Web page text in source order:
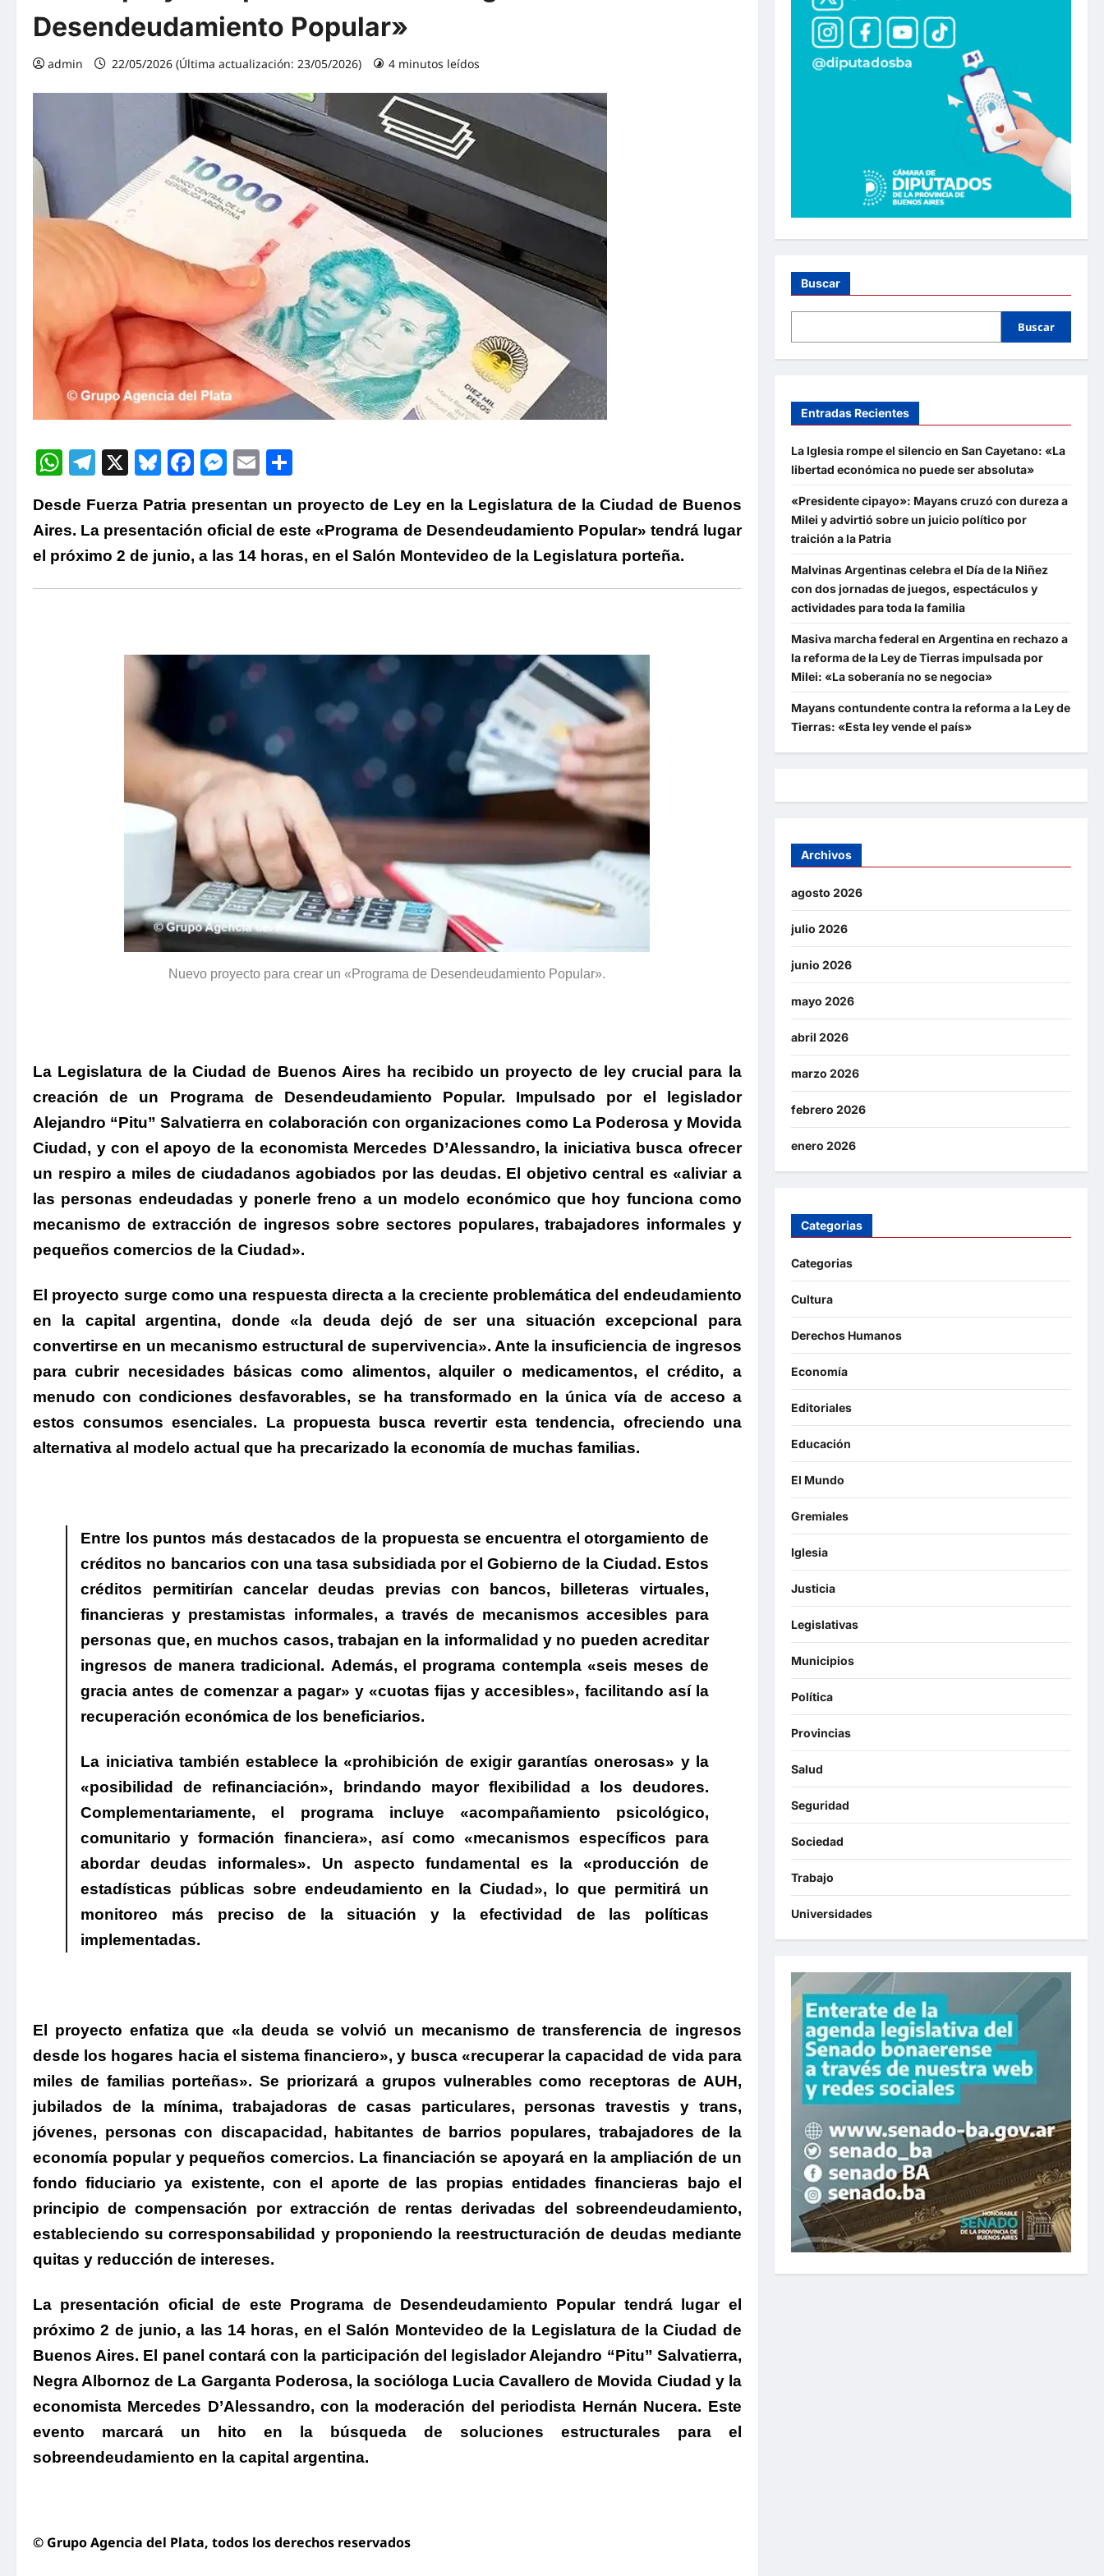
Desendeudamiento Popular»
admin 22/05/2026 (Última actualización: 23/05/2026) 4 minutos leídos
WhatsApp
Telegram
X Bluesky
Facebook
Messenger
Email
Desde Fuerza Patria presentan un proyecto de Ley en la Legislatura de la Ciudad de Buenos
Aires. La presentación oficial de este «Programa de Desendeudamiento Popular» tendrá lugar
el próximo 2 de junio, a las 14 horas, en el Salón Montevideo de la Legislatura porteña.
Nuevo proyecto para crear un «Programa de Desendeudamiento Popular».
La Legislatura de la Ciudad de Buenos Aires ha recibido un proyecto de ley crucial para la
creación de un Programa de Desendeudamiento Popular. Impulsado por el legislador
Alejandro “Pitu” Salvatierra en colaboración con organizaciones como La Poderosa y Movida
Ciudad, y con el apoyo de la economista Mercedes D’Alessandro, la iniciativa busca ofrecer
un respiro a miles de ciudadanos agobiados por las deudas. El objetivo central es «aliviar a
las personas endeudadas y ponerle freno a un modelo económico que hoy funciona como
mecanismo de extracción de ingresos sobre sectores populares, trabajadores informales y
pequeños comercios de la Ciudad».
El proyecto surge como una respuesta directa a la creciente problemática del endeudamiento
en la capital argentina, donde «la deuda dejó de ser una situación excepcional para
convertirse en un mecanismo estructural de supervivencia». Ante la insuficiencia de ingresos
para cubrir necesidades básicas como alimentos, alquiler o medicamentos, el crédito, a
menudo con condiciones desfavorables, se ha transformado en la única vía de acceso a
estos consumos esenciales. La propuesta busca revertir esta tendencia, ofreciendo una
alternativa al modelo actual que ha precarizado la economía de muchas familias.
Entre los puntos más destacados de la propuesta se encuentra el otorgamiento de
créditos no bancarios con una tasa subsidiada por el Gobierno de la Ciudad. Estos
créditos permitirían cancelar deudas previas con bancos, billeteras virtuales,
financieras y prestamistas informales, a través de mecanismos accesibles para
personas que, en muchos casos, trabajan en la informalidad y no pueden acreditar
ingresos de manera tradicional. Además, el programa contempla «seis meses de
gracia antes de comenzar a pagar» y «cuotas fijas y accesibles», facilitando así la
recuperación económica de los beneficiarios.
La iniciativa también establece la «prohibición de exigir garantías onerosas» y la
«posibilidad de refinanciación», brindando mayor flexibilidad a los deudores.
Complementariamente, el programa incluye «acompañamiento psicológico,
comunitario y formación financiera», así como «mecanismos específicos para
abordar deudas informales». Un aspecto fundamental es la «producción de
estadísticas públicas sobre endeudamiento en la Ciudad», lo que permitirá un
monitoreo más preciso de la situación y la efectividad de las políticas
implementadas.
El proyecto enfatiza que «la deuda se volvió un mecanismo de transferencia de ingresos
desde los hogares hacia el sistema financiero», y busca «recuperar la capacidad de vida para
miles de familias porteñas». Se priorizará a grupos vulnerables como receptoras de AUH,
jubilados de la mínima, trabajadoras de casas particulares, personas travestis y trans,
jóvenes, personas con discapacidad, habitantes de barrios populares, trabajadores de la
economía popular y pequeños comercios. La financiación se apoyará en la ampliación de un
fondo fiduciario ya existente, con el aporte de las propias entidades financieras bajo el
principio de compensación por extracción de rentas derivadas del sobreendeudamiento,
estableciendo su corresponsabilidad y proponiendo la reestructuración de deudas mediante
quitas y reducción de intereses.
La presentación oficial de este Programa de Desendeudamiento Popular tendrá lugar el
próximo 2 de junio, a las 14 horas, en el Salón Montevideo de la Legislatura de la Ciudad de
Buenos Aires. El panel contará con la participación del legislador Alejandro “Pitu” Salvatierra,
Negra Albornoz de La Garganta Poderosa, la socióloga Lucia Cavallero de Movida Ciudad y la
economista Mercedes D’Alessandro, con la moderación del periodista Hernán Nucera. Este
evento marcará un hito en la búsqueda de soluciones estructurales para el
sobreendeudamiento en la capital argentina.
© Grupo Agencia del Plata, todos los derechos reservados
Buscar
Buscar
Entradas Recientes
La Iglesia rompe el silencio en San Cayetano: «La
libertad económica no puede ser absoluta»
«Presidente cipayo»: Mayans cruzó con dureza a
Milei y advirtió sobre un juicio político por
traición a la Patria
Malvinas Argentinas celebra el Día de la Niñez
con dos jornadas de juegos, espectáculos y
actividades para toda la familia
Masiva marcha federal en Argentina en rechazo a
la reforma de la Ley de Tierras impulsada por
Milei: «La soberanía no se negocia»
Mayans contundente contra la reforma a la Ley de
Tierras: «Esta ley vende el país»
Archivos
agosto 2026
julio 2026
junio 2026
mayo 2026
abril 2026
marzo 2026
febrero 2026
enero 2026
Categorias
Categorias
Cultura
Derechos Humanos
Economía
Editoriales
Educación
El Mundo
Gremiales
Iglesia
Justicia
Legislativas
Municipios
Política
Provincias
Salud
Seguridad
Sociedad
Trabajo
Universidades